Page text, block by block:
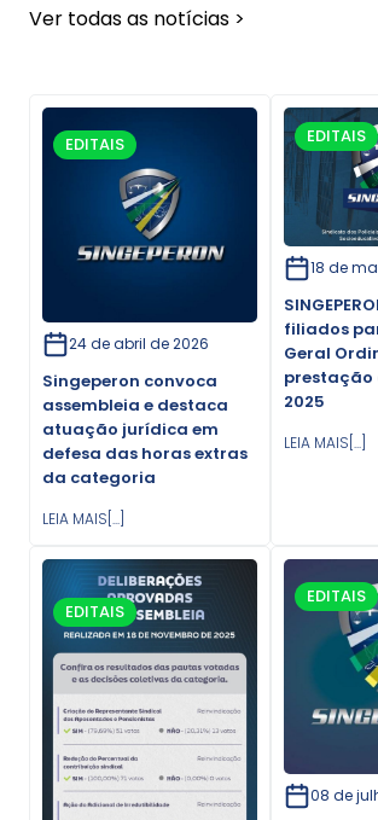
Ver todas as notícias >
EDITAIS
24 de abril de 2026
Singeperon convoca
assembleia e destaca
atuação jurídica em
defesa das horas extras
da categoria
LEIA MAIS[...]
EDITAIS
18 de
filiados
Geral
prestação
2025
LEIA MAIS[...]
EDITAIS
EDITAIS
08 de